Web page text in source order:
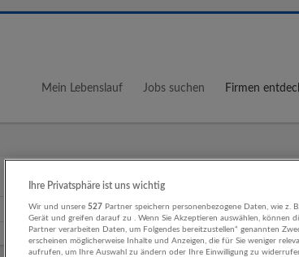
Mein Lebenslauf Jobs suchen Firmen
Wo?
Ihre Privatsphäre ist uns wichtig
Wir und unsere527 Partner speichern personenbezogene Daten, wie z.
Gerät und greifen darauf zu . Wenn Sie Akzeptieren auswählen, können
Partner verarbeiten Daten, um Folgendes bereitzustellen“ genannten
erscheinen möglicherweise Inhalte und Anzeigen, die für Sie weniger
aufrufen, um Ihre Auswahl zu ändern oder Ihre Einwilligung zu